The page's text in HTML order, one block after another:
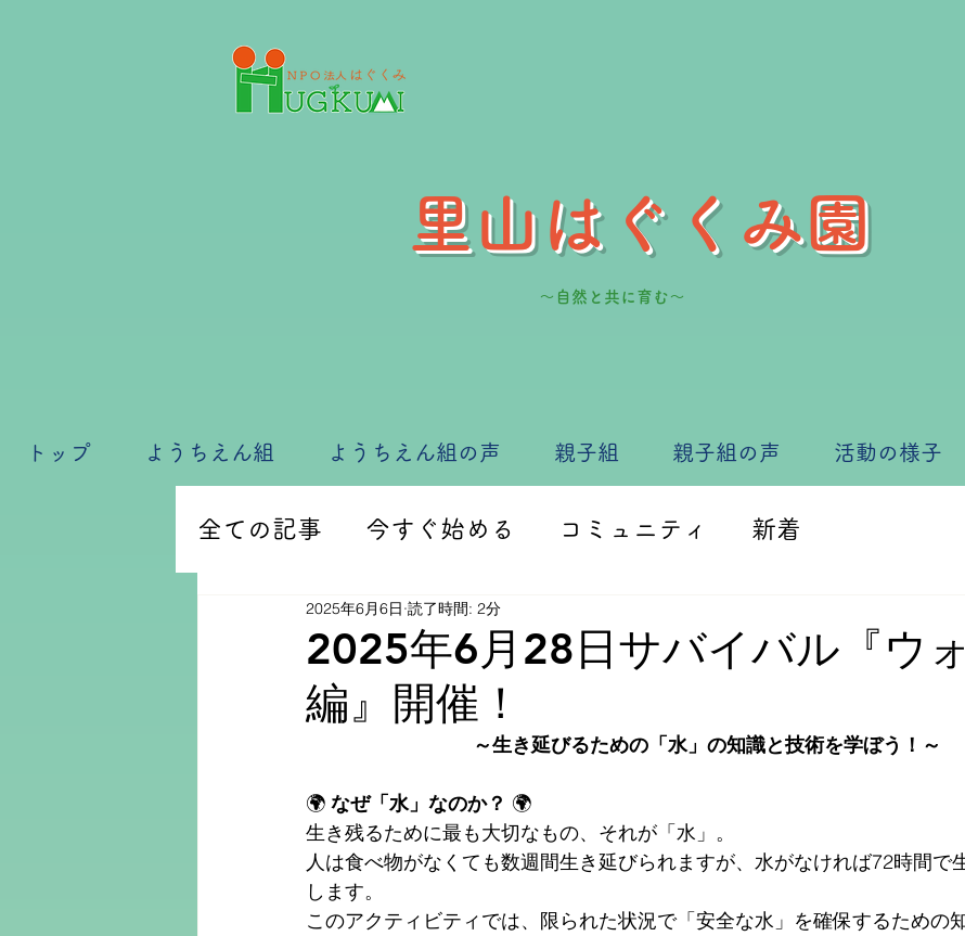
里山はぐくみ園
～自然と共に育む～
トップ ようちえん組 ようちえん組の声 親子組 親子組の声 活動の様子
全ての記事 今すぐ始める コミュニティ 新着
2025年6月28日サバイバル『ウ
編』開催！
2025年6月6日 読了時間: 2分
～生き延びるための「水」の知識と技術を学ぼう！～
🌍 なぜ「水」なのか？ 🌍
生き残るために最も大切なもの、それが「水」。
人は食べ物がなくても数週間生き延びられますが、水がなければ72時間で
します。
このアクティビティでは、限られた状況で「安全な水」を確保するための